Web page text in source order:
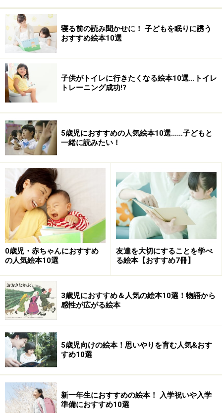
さい子たちもとても一生懸命。朝早くから働いて大変そ
うだけど、みんなで大きな丸いテーブルを囲む家族の姿
はとてもすがすがしい雰囲気です。
4歳ぐらいになると、家族の中での自分に立場を意識し
始めたり、お手伝いにも興味が沸いてきますよね。下の
子が生まれてお兄ちゃん、お姉ちゃんとしての自分を考
える子もいるかもしれません。また、登場するそれぞれ
のねずみを追っていくと、野いちごを摘んでいる最中に
とげが刺さってしまって帰り道もずっと指を気にしてい
て、ようやくおうちに帰っておかあさんに手当てをして
もらったりという光景も。物語全体とは別の小さなスト
ーリーも楽しみながら追えるでしょう。
絵本『14ひきのあさごはん』
寝る前の読み聞かせに！ 子どもを眠りに誘う
おすすめ絵本10選
子供がトイレに行きたくなる絵本10選…トイレ
トレーニング成功!?
5歳児におすすめの人気絵本10選……子どもと
一緒に読みたい！
0歳児・赤ちゃんにおすすめ
の人気絵本10選
友達を大切にすることを学べ
る絵本【おすすめ7冊】
3歳児におすすめ＆人気の絵本10選！物語から
感性が広がる絵本
5歳児向けの絵本！思いやりを育む人気&おす
すめ10選
新一年生におすすめの絵本！ 入学祝いや入学
準備におすすめ10選